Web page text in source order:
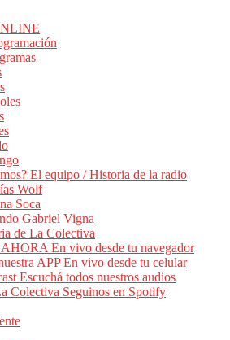
El equipo / Historia de la radio
Wolf
Soca
Gabriel Vigna
de La Colectiva
AHORA En vivo desde tu navegador
APP En vivo desde tu celular
Escuchá todos nuestros audios
Colectiva Seguinos en Spotify